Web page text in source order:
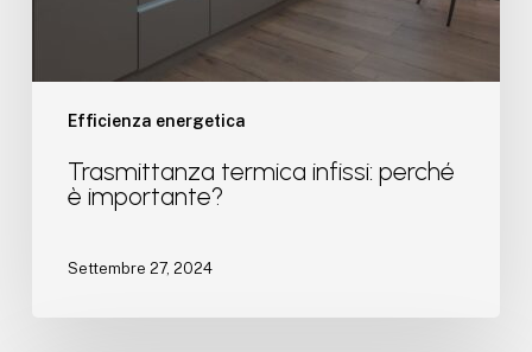
Efficienza energetica
Trasmittanza termica infissi: perché
è importante?
Settembre 27, 2024